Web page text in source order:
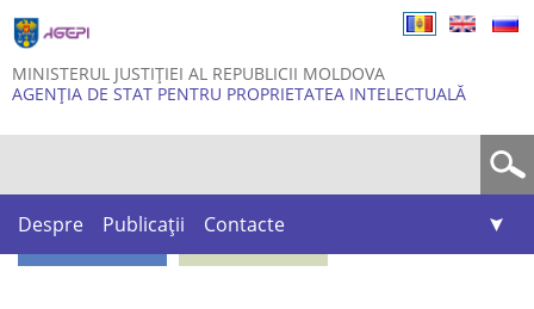
content
MINISTERUL JUSTIȚIEI AL REPUBLICII MOLDOVA
AGENȚIA DE STAT PENTRU PROPRIETATEA INTELECTUALĂ
Despre Publicații Contacte